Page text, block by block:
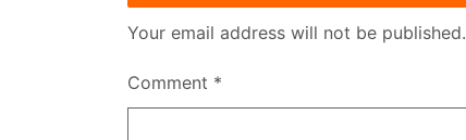
Your email address will not be published.
Comment *